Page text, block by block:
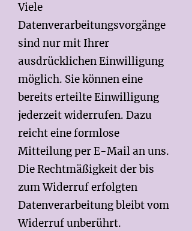
Viele
Datenverarbeitungsvorgänge
sind nur mit Ihrer
ausdrücklichen Einwilligung
möglich. Sie können eine
bereits erteilte Einwilligung
jederzeit widerrufen. Dazu
reicht eine formlose
Mitteilung per E-Mail an uns.
Die Rechtmäßigkeit der bis
zum Widerruf erfolgten
Datenverarbeitung bleibt vom
Widerruf unberührt.